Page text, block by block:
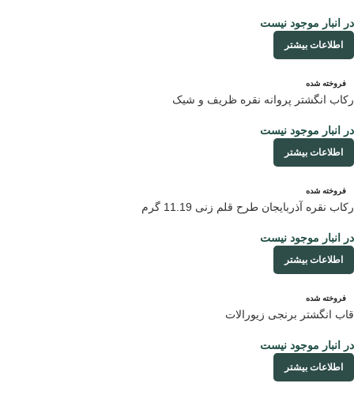
در انبار موجود نیست
اطلاعات بیشتر
فروخته شده
رکاب انگشتر پروانه نقره ظریف و شیک
در انبار موجود نیست
اطلاعات بیشتر
فروخته شده
رکاب نقره آذربایجان طرح قلم زنی 11.19 گرم
در انبار موجود نیست
اطلاعات بیشتر
فروخته شده
قاب انگشتر برنجی زیورالات
در انبار موجود نیست
اطلاعات بیشتر